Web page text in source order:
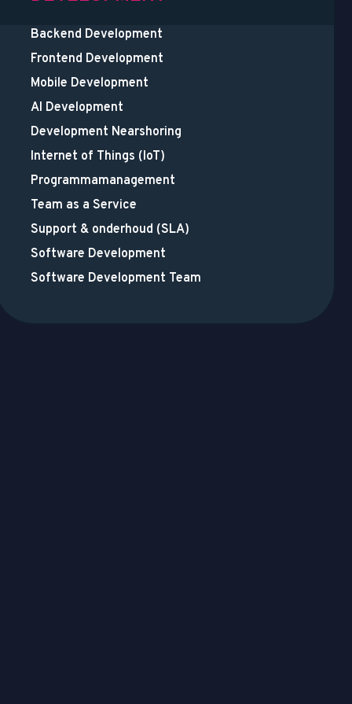
Backend Development
Frontend Development
Mobile Development
AI Development
Development Nearshoring
Internet of Things (IoT)
Programmamanagement
Team as a Service
Support & onderhoud (SLA)
Software Development
Software Development Team